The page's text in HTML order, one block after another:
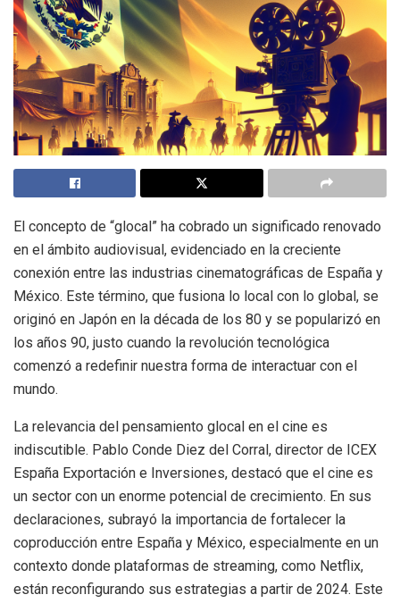
El concepto de “glocal” ha cobrado un significado renovado
en el ámbito audiovisual, evidenciado en la creciente
conexión entre las industrias cinematográficas de España y
México. Este término, que fusiona lo local con lo global, se
originó en Japón en la década de los 80 y se popularizó en
los años 90, justo cuando la revolución tecnológica
comenzó a redefinir nuestra forma de interactuar con el
mundo.
La relevancia del pensamiento glocal en el cine es
indiscutible. Pablo Conde Diez del Corral, director de ICEX
España Exportación e Inversiones, destacó que el cine es
un sector con un enorme potencial de crecimiento. En sus
declaraciones, subrayó la importancia de fortalecer la
coproducción entre España y México, especialmente en un
contexto donde plataformas de streaming, como Netflix,
están reconfigurando sus estrategias a partir de 2024. Este